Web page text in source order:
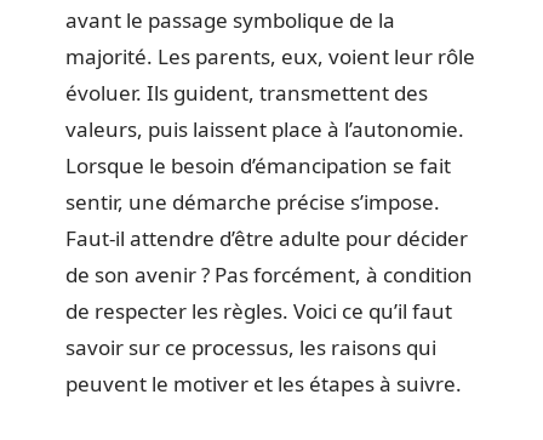
avant le passage symbolique de la
majorité. Les parents, eux, voient leur rôle
évoluer. Ils guident, transmettent des
valeurs, puis laissent place à l’autonomie.
Lorsque le besoin d’émancipation se fait
sentir, une démarche précise s’impose.
Faut-il attendre d’être adulte pour décider
de son avenir ? Pas forcément, à condition
de respecter les règles. Voici ce qu’il faut
savoir sur ce processus, les raisons qui
peuvent le motiver et les étapes à suivre.